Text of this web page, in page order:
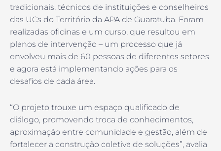
tradicionais, técnicos de instituições e conselheiros
das UCs do Território da APA de Guaratuba. Foram
realizadas oficinas e um curso, que resultou em
planos de intervenção – um processo que já
envolveu mais de 60 pessoas de diferentes setores
e agora está implementando ações para os
desafios de cada área.
“O projeto trouxe um espaço qualificado de
diálogo, promovendo troca de conhecimentos,
aproximação entre comunidade e gestão, além de
fortalecer a construção coletiva de soluções”, avalia